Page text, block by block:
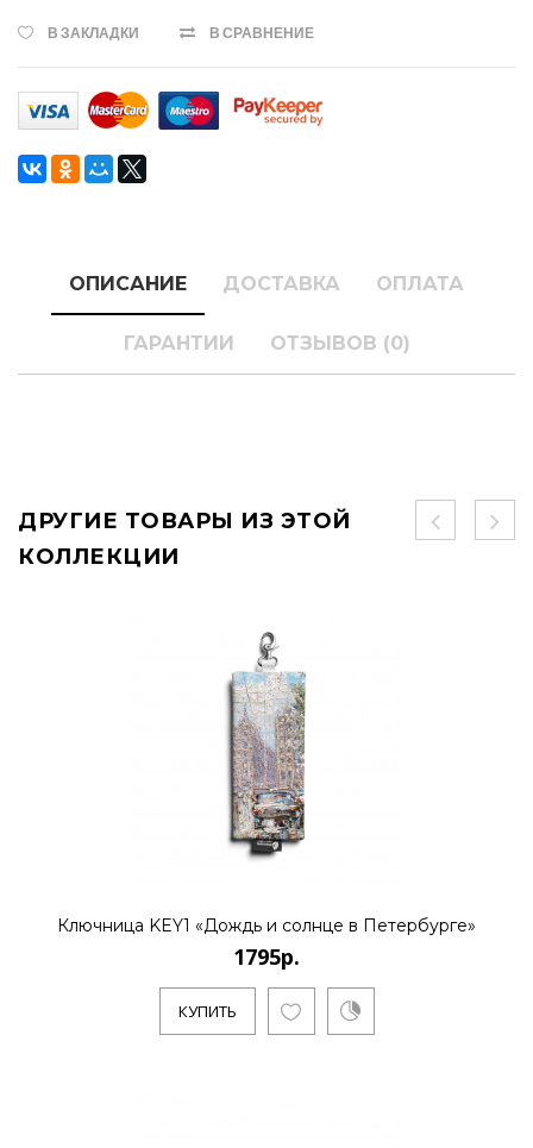
В ЗАКЛАДКИ В СРАВНЕНИЕ
ОПИСАНИЕ ДОСТАВКА ОПЛАТА
ГАРАНТИИ ОТЗЫВОВ (0)
ДРУГИЕ ТОВАРЫ ИЗ ЭТОЙ
КОЛЛЕКЦИИ
Ключница KEY1 «Дождь и солнце в Петербурге»
1795р.
КУПИТЬ